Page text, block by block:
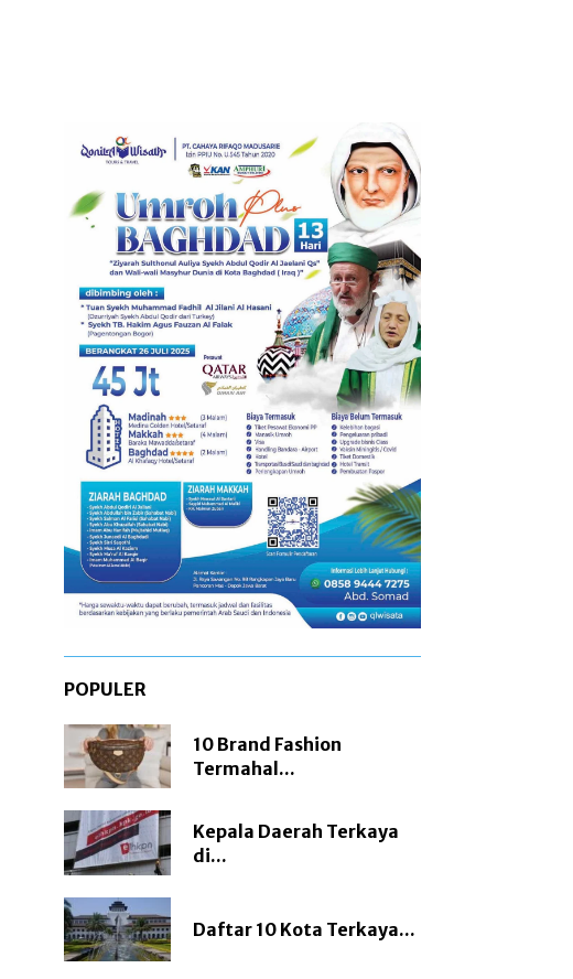
POPULER
10 Brand Fashion
Termahal...
Kepala Daerah Terkaya
di...
Daftar 10 Kota Terkaya...